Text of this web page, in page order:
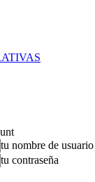
tu nombre de usuario
tu contraseña